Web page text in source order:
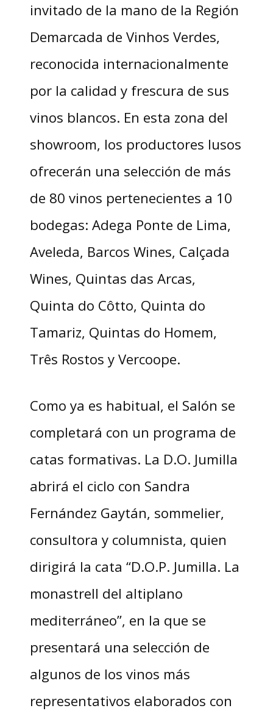
invitado de la mano de la Región
Demarcada de Vinhos Verdes,
reconocida internacionalmente
por la calidad y frescura de sus
vinos blancos. En esta zona del
showroom, los productores lusos
ofrecerán una selección de más
de 80 vinos pertenecientes a 10
bodegas: Adega Ponte de Lima,
Aveleda, Barcos Wines, Calçada
Wines, Quintas das Arcas,
Quinta do Côtto, Quinta do
Tamariz, Quintas do Homem,
Três Rostos y Vercoope.
Como ya es habitual, el Salón se
completará con un programa de
catas formativas. La D.O. Jumilla
abrirá el ciclo con Sandra
Fernández Gaytán, sommelier,
consultora y columnista, quien
dirigirá la cata “D.O.P. Jumilla. La
monastrell del altiplano
mediterráneo”, en la que se
presentará una selección de
algunos de los vinos más
representativos elaborados con